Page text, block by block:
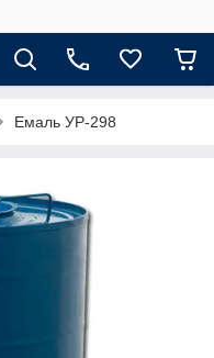
Емаль УР-298